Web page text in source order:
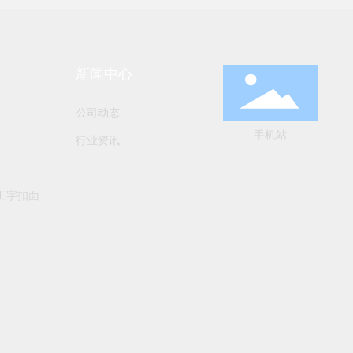
字扣面
公司动态
行业资讯 手机站